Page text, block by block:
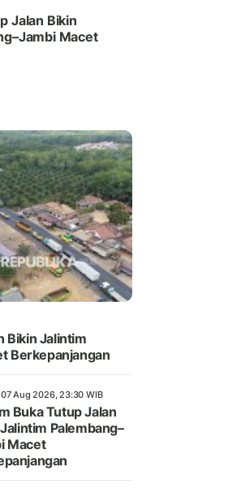
Jalan Bikin
Macet
Bikin Jalintim
Berkepanjangan
Aug 2026, 23:30 WIB
Buka Tutup Jalan
Palembang–
Macet